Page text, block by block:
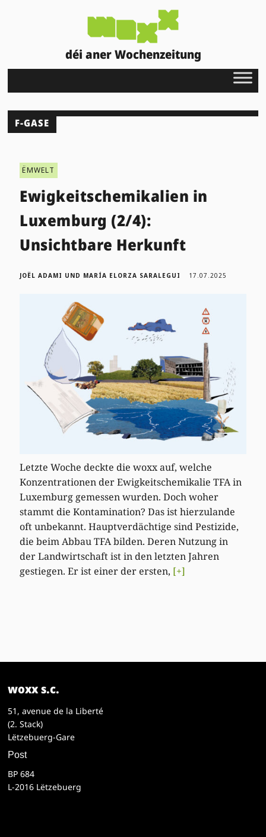
déi aner Wochenzeitung
F-GASE
ËMWELT
Ewigkeitschemikalien in
Luxemburg (2/4):
Unsichtbare Herkunft
JOËL ADAMI UND MARÍA ELORZA SARALEGUI 17.07.2025
Letzte Woche deckte die woxx auf, welche
Konzentrationen der Ewigkeitschemikalie TFA in
Luxemburg gemessen wurden. Doch woher
stammt die Kontamination? Das ist hierzulande
oft unbekannt. Hauptverdächtige sind Pestizide,
die beim Abbau TFA bilden. Deren Nutzung in
der Landwirtschaft ist in den letzten Jahren
gestiegen. Er ist einer der ersten, [+]
woxx s.c.
51, avenue de la Liberté
(2. Stack)
Lëtzebuerg-Gare
Post
BP 684
L-2016 Lëtzebuerg